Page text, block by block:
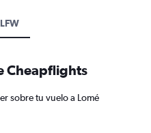
Cheapflights
sobre tu vuelo a Lomé